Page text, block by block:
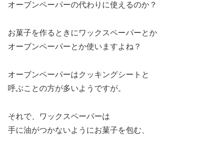
オーブンペーパーの代わりに使えるのか？
お菓子を作るときにワックスペーパーとか
オーブンペーパーとか使いますよね？
オーブンペーパーはクッキングシートと
呼ぶことの方が多いようですが。
それで、ワックスペーパーは
手に油がつかないようにお菓子を包む、